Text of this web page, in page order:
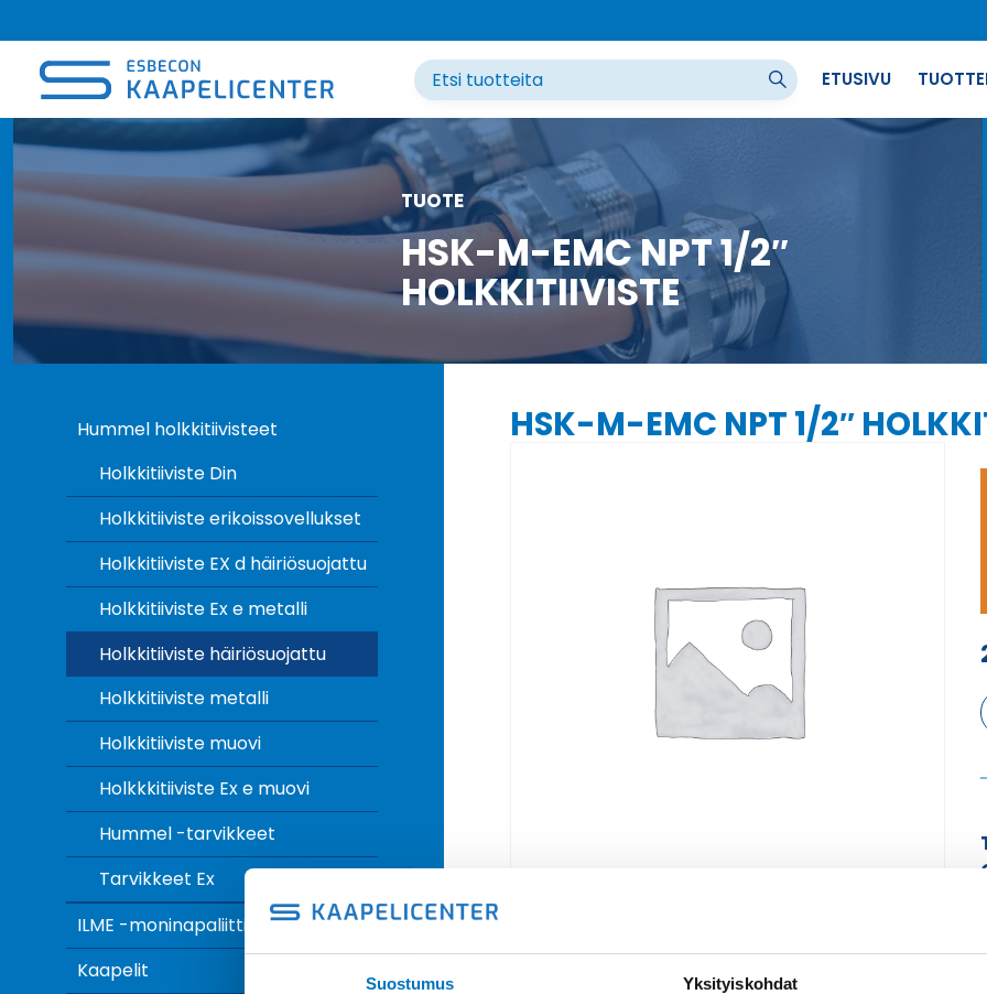
Suostumus Yksityiskohdat
sisältöön
ETUSIVU
TUOTE
HSK-M-EMC NPT 1/2″
HOLKKITIIVISTE
Hummel holkkitiivisteet
Holkkitiiviste Din
Holkkitiiviste erikoissovellukset
Holkkitiiviste EX d häiriösuojattu
Holkkitiiviste Ex e metalli
Holkkitiiviste häiriösuojattu
Holkkitiiviste metalli
Holkkitiiviste muovi
Holkkkitiiviste Ex e muovi
Hummel -tarvikkeet
Tarvikkeet Ex
ILME -moninapaliittimet
Kaapelit
HSK-M-EMC NPT 1/2″